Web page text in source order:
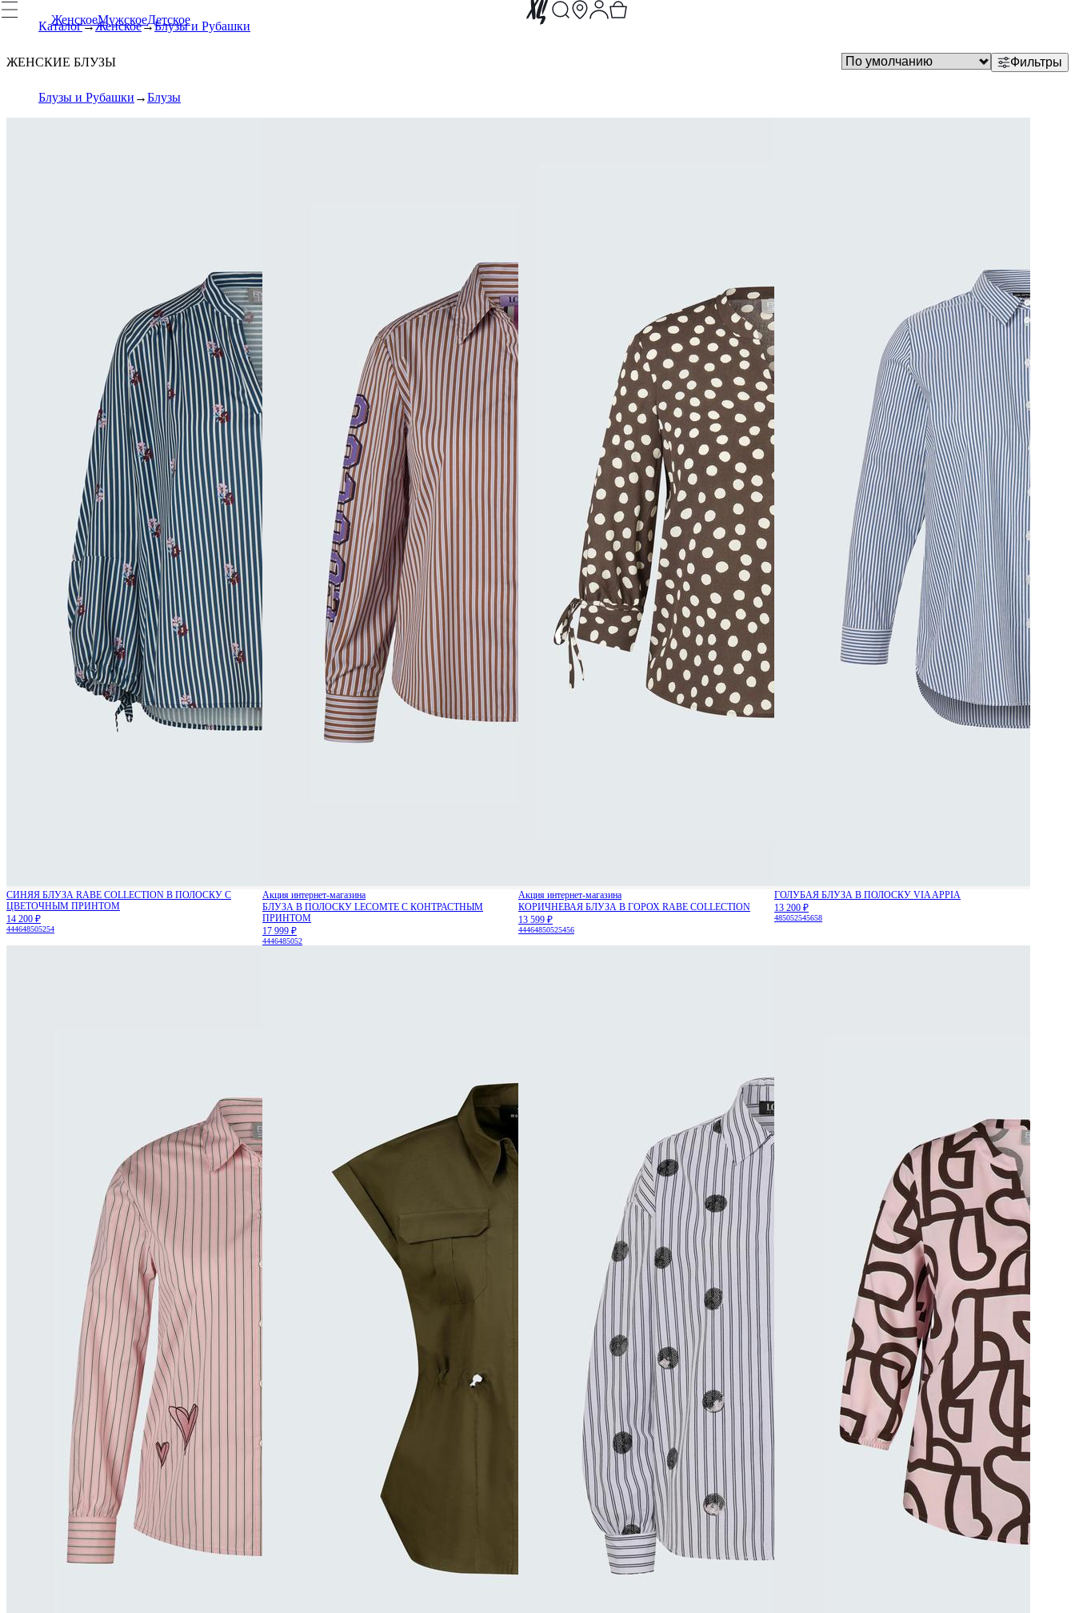
ЖенскоеМужскоеДетское
Каталог Женское Блузы и Рубашки
ЖЕНСКИЕ БЛУЗЫ
Блузы и Рубашки Блузы
Фильтры
СИНЯЯ БЛУЗА RABE COLLECTION В ПОЛОСКУ С
ЦВЕТОЧНЫМ ПРИНТОМ
14 200 ₽
444648505254
Акция интернет-магазина
БЛУЗА В ПОЛОСКУ LECOMTE С КОНТРАСТНЫМ
ПРИНТОМ
17 999 ₽
4446485052
Акция интернет-магазина
КОРИЧНЕВАЯ БЛУЗА В ГОРОХ RABE COLLECTION
13 599 ₽
44464850525456
ГОЛУБАЯ БЛУЗА В ПОЛОСКУ VIA APPIA
13 200 ₽
485052545658